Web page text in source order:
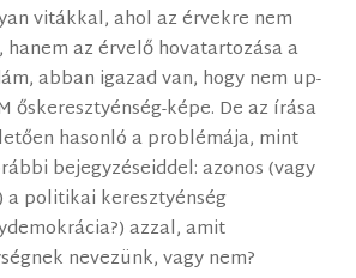
vitákkal, ahol az érvekre nem
az érvelő hovatartozása a
abban igazad van, hogy nem up-
őskeresztyénség-képe. De az írása
hasonló a problémája, mint
bejegyzéseiddel: azonos (vagy
a politikai keresztyénség
azzal, amit
nevezünk, vagy nem?